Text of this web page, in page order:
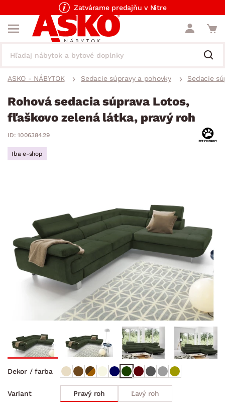
Zatvárame predajňu v Nitre
ASKO - NÁBYTOK Sedacie súpravy a pohovky Sedacie
Rohová sedacia súprava Lotos,
fľaškovo zelená látka, pravý roh
ID: 1006384.29
Iba e-shop
Dekor / farba
Variant Pravý roh Ľavý roh